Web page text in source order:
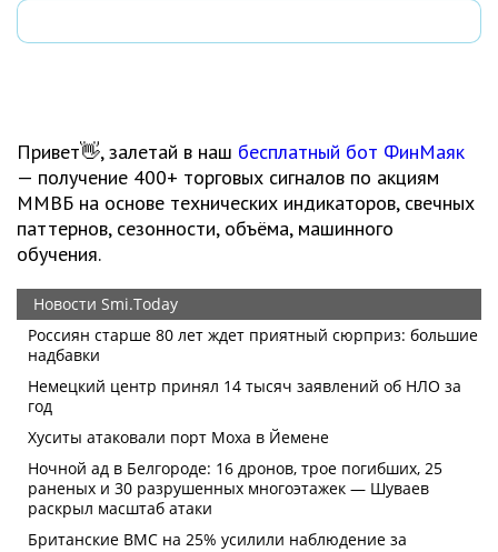
Привет👋, залетай в наш бесплатный бот ФинМаяк
— получение 400+ торговых сигналов по акциям
ММВБ на основе технических индикаторов, свечных
паттернов, сезонности, объёма, машинного
обучения.